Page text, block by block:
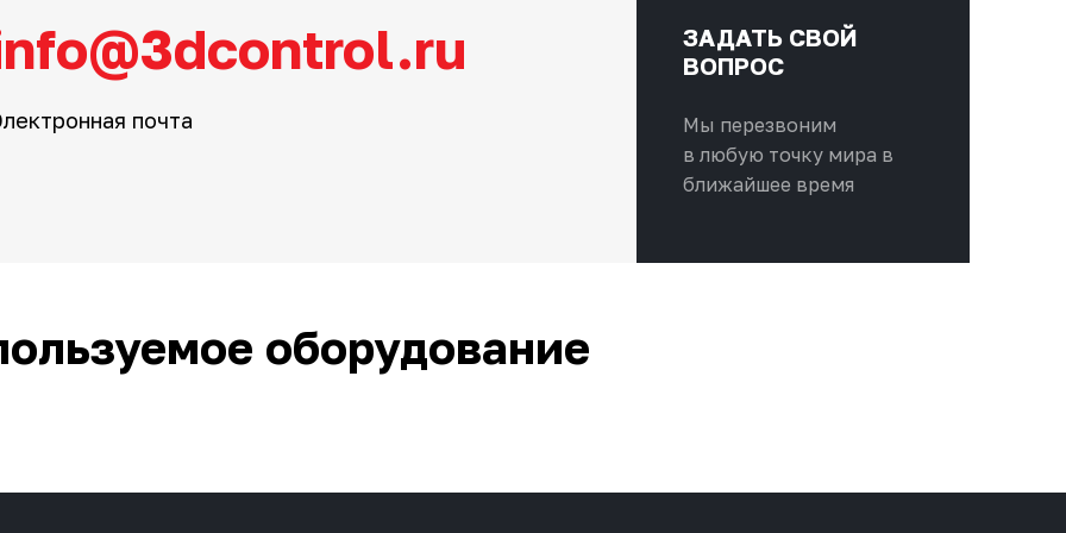
почта
ЗАДАТЬ СВОЙ
ВОПРОС
Мы перезвоним
в любую точку мира в
ближайшее время
оборудование